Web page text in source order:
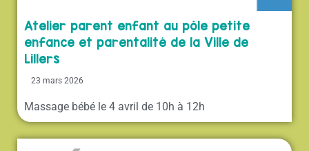
Atelier parent enfant au pôle petite
enfance et parentalité de la Ville de
Lillers
23 mars 2026
Massage bébé le 4 avril de 10h à 12h